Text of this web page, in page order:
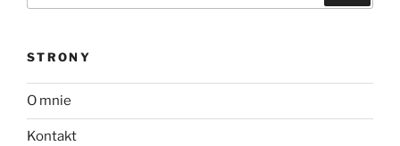
STRONY
O mnie
Kontakt